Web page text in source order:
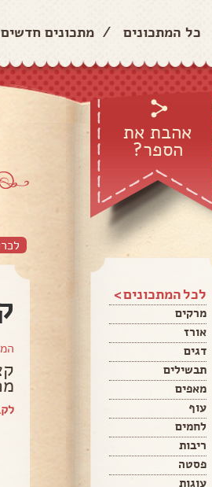
כל המתכונים / מתכונים חדשים
אהבת את
הספר?
לכל המתכונים >
מרקים
אורז
דגים
תבשילים
מאפים
עוף
לחמים
ריבות
פסטה
עוגות